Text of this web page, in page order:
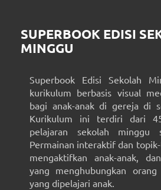
SUPERBOOK EDISI
MINGGU
Superbook Edisi Sekolah
kurikulum berbasis visual
bagi anak-anak di gereja di
Kurikulum ini terdiri dari
pelajaran sekolah minggu
Permainan interaktif dan
mengaktifkan anak-anak,
yang menghubungkan
yang dipelajari anak.